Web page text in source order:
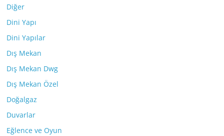
Diğer
Dini Yapı
Dini Yapılar
Dış Mekan
Dış Mekan Dwg
Dış Mekan Özel
Doğalgaz
Duvarlar
Eğlence ve Oyun